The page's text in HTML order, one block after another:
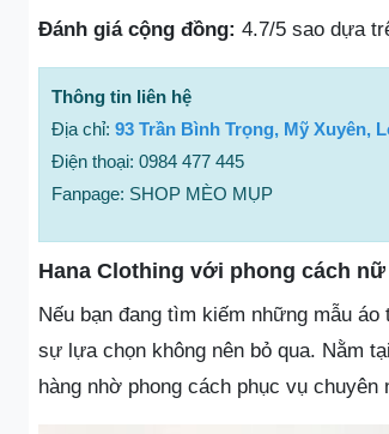
Đánh giá cộng đồng: 4.7/5 sao dựa
Thông tin liên hệ
Địa chỉ: 93 Trần Bình Trọng, Mỹ Xuyên,
Điện thoại: 0984 477 445
Fanpage: SHOP MÈO MỤP
Hana Clothing với phong cách
Nếu bạn đang tìm kiếm những mẫu
sự lựa chọn không nên bỏ qua. Nằm
hàng nhờ phong cách phục vụ chuyên